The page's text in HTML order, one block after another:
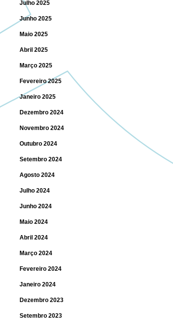
Julho 2025
Junho 2025
Maio 2025
Abril 2025
Março 2025
Fevereiro 2025
Janeiro 2025
Dezembro 2024
Novembro 2024
Outubro 2024
Setembro 2024
Agosto 2024
Julho 2024
Junho 2024
Maio 2024
Abril 2024
Março 2024
Fevereiro 2024
Janeiro 2024
Dezembro 2023
Setembro 2023